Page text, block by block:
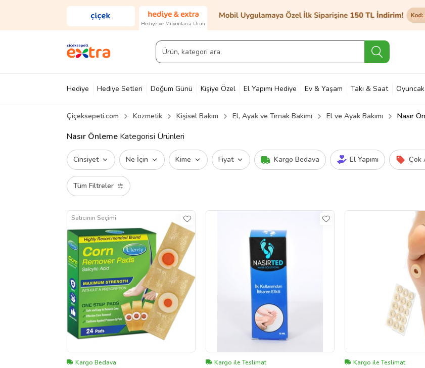
Hediye ve Milyonlarca Ürün
Hediye Hediye Setleri Doğum Günü Kişiye Özel El Yapımı Hediye Ev & Yaşam Takı & Saat Oyuncak
Diğer Ayakkabı & Çanta Parfüm Yapı Market & Bahçe Petshop Kozmetik Otomotiv & Motosiklet
Çiçeksepeti.com Kozmetik Kişisel Bakım El, Ayak ve Tırnak Bakımı El ve Ayak Bakımı Nasır
Nasır Önleme Kategorisi Ürünleri
Cinsiyet Ne İçin Kime Fiyat Kargo Bedava El Yapımı Çok
Tüm Filtreler
Satıcının Seçimi
Kargo Bedava Kargo ile Teslimat Kargo ile Teslimat